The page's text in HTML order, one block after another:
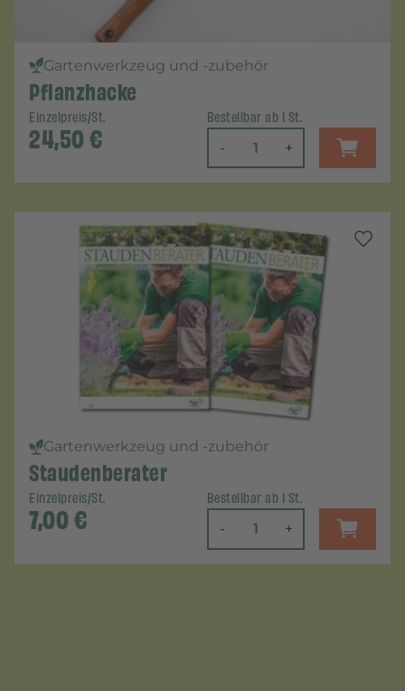
Gartenwerkzeug und -zubehör
Pflanzhacke
Einzelpreis/St.
24,50€
Bestellbar ab 1 St.
- +
Gartenwerkzeug und -zubehör
Staudenberater
Einzelpreis/St.
7,00€
Bestellbar ab 1 St.
- +